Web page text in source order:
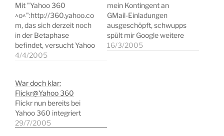
Mit "Yahoo 360
^o^":http://360.yahoo.co
m, das sich derzeit noch
in der Betaphase
befindet, versucht Yahoo
eine neue Community-
dass das Yahoo-
Management hier
versucht, auf alle derzeit
fahrenden und so modern
scheinenden Züge des
4/4/2005
mein Kontingent an
GMail-Einladungen
ausgeschöpft, schwupps
spült mir Google weitere
50 Einladungen in den
16/3/2005
War doch klar:
Flickr@Yahoo 360
Flickr nun bereits bei
Yahoo 360 integriert
29/7/2005